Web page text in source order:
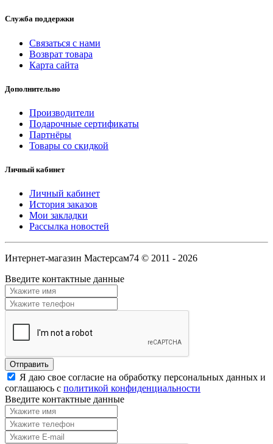
Служба поддержки
Связаться с нами
Возврат товара
Карта сайта
Дополнительно
Производители
Подарочные сертификаты
Партнёры
Товары со скидкой
Личный кабинет
Личный кабинет
История заказов
Мои закладки
Рассылка новостей
Интернет-магазин Мастерсам74 © 2011 - 2026
Введите контактные данные
Я даю свое согласие на обработку персональных данных и
соглашаюсь с политикой конфиденциальности
Введите контактные данные